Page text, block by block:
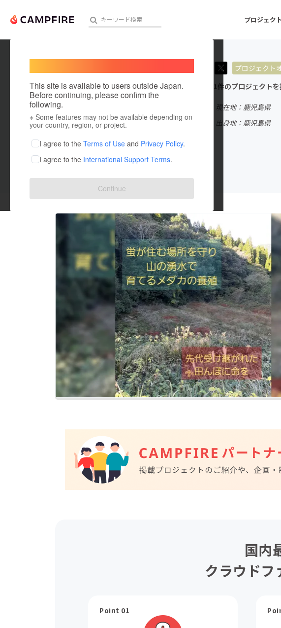
プロジェク
人気のプロジェクト 注目のリターン 注目
アート・写真 音楽
テクノロジー・ガジェット
映像・映画
ビジネス・起業
まちづくり・地域活性化
CAMPFIRE
CAMPFIREふ
This site is available to users outside Japan.
Before continuing, please confirm the
following.
※ Some features may not be available depending on
your country, region, or project.
I agree to the Terms of Use and Privacy Policy.
I agree to the International Support Terms.
Continue
プロジェクト
これまでに1件のプロジェクト
現在地：鹿児島県
出身国：日本
出身地：鹿児島県
国内
クラウドフ
Point 01